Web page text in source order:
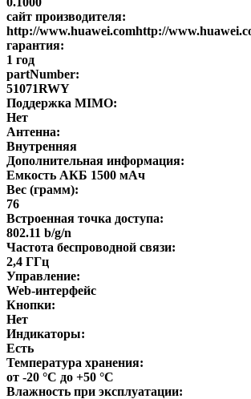
сайт производителя:
http://www.huawei.comhttp://
гарантия:
1 год
partNumber:
51071RWY
Поддержка MIMO:
Нет
Антенна:
Внутренняя
Дополнительная информация:
Емкость АКБ 1500 мАч
Вес (грамм):
76
Встроенная точка доступа:
802.11 b/g/n
Частота беспроводной связи:
2,4 ГГц
Управление:
Web-интерфейс
Кнопки:
Нет
Индикаторы:
Есть
Температура хранения:
от -20 °C до +50 °C
Влажность при эксплуатации: